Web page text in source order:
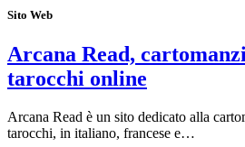
Sito Web
Arcana Read,
tarocchi online
Arcana Read è un sito dedicato alla
tarocchi, in italiano, francese e…